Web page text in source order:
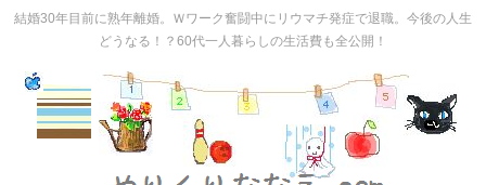
結婚30年目前に熟年離婚。Ｗワーク奮闘中にリウマチ発症で退職。今後の人生
どうなる！？60代一人暮らしの生活費も全公開！